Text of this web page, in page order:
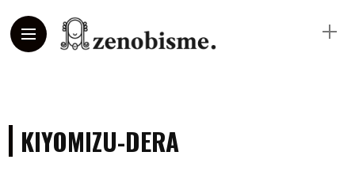
KIYOMIZU-DERA